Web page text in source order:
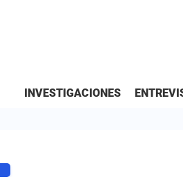
INVESTIGACIONES